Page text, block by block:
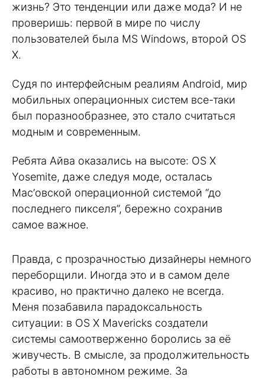
жизнь? Это тенденции или даже мода? И не
проверишь: первой в мире по числу
пользователей была MS Windows, второй OS
X.
Судя по интерфейсным реалиям Android, мир
мобильных операционных систем все-таки
был поразнообразнее, это стало считаться
модным и современным.
Ребята Айва оказались на высоте: OS X
Yosemite, даже следуя моде, осталась
Mac’овской операционной системой “до
последнего пикселя”, бережно сохранив
самое важное.
Правда, с прозрачностью дизайнеры немного
переборщили. Иногда это и в самом деле
красиво, но практично далеко не всегда.
Меня позабавила парадоксальность
ситуации: в OS X Mavericks создатели
системы самоотверженно боролись за её
живучесть. В смысле, за продолжительность
работы в автономном режиме. За